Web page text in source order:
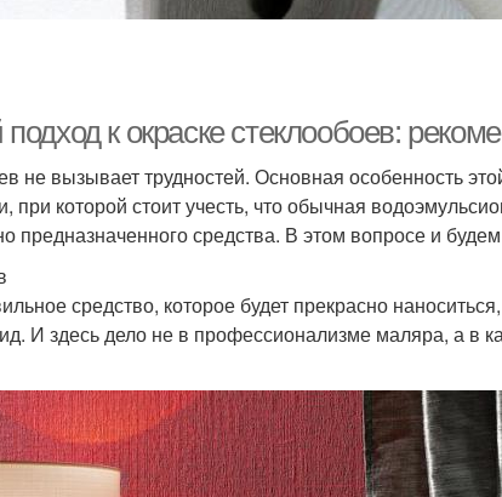
к окраске стеклообоев:
не вызывает трудностей. Основная особенность
при которой стоит учесть, что обычная
предназначенного средства. В этом вопросе и
средство, которое будет прекрасно
И здесь дело не в профессионализме маляра, а в